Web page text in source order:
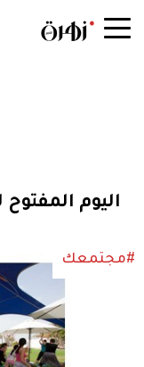
اليوم
#مجتمعك